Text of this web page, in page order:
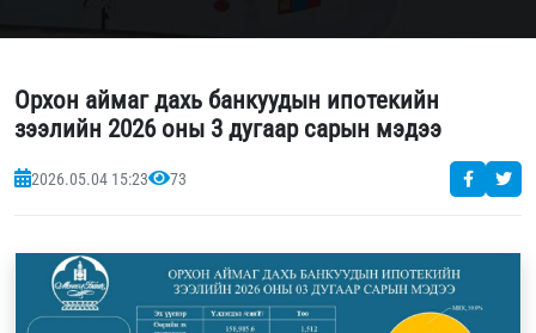
Орхон аймаг дахь банкуудын ипотекийн
зээлийн 2026 оны 3 дугаар сарын мэдээ
2026.05.04 15:23 73